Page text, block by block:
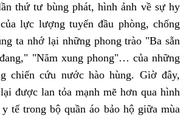
thứ tư bùng phát, hình ảnh về sự hy
lực lượng tuyến đầu phòng, chống
ta nhớ lại những phong trào "Ba sẵn
"Năm xung phong"… của những
chiến cứu nước hào hùng. Giờ đây,
được lan tỏa mạnh mẽ hơn qua hình
y tế trong bộ quần áo bảo hộ giữa mùa